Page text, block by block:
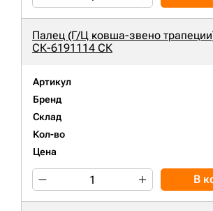
Палец (Г/Ц ковша-звено
СК-6191114 СК
Артикул
Бренд
Склад
Кол-во
Цена
В